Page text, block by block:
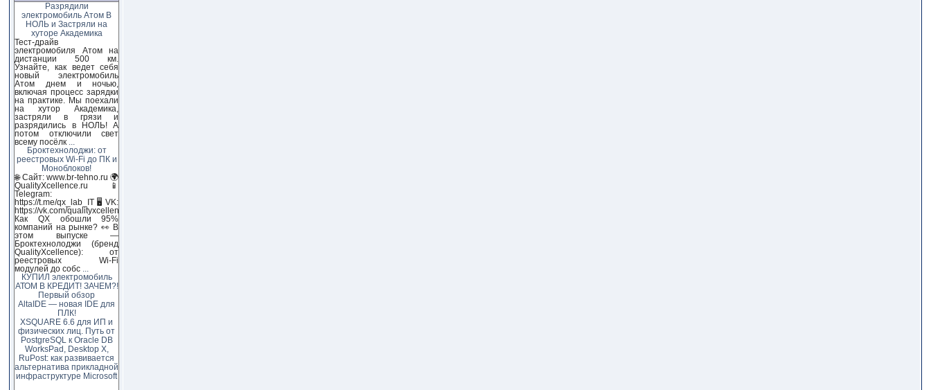
Разрядили
электромобиль Атом В
НОЛЬ и Застряли на
хуторе Академика
Тест-драйв
электромобиля Атом на
дистанции 500 км.
Узнайте, как ведет себя
новый электромобиль
Атом днем и ночью,
включая процесс зарядки
на практике. Мы поехали
на хутор Академика,
застряли в грязи и
разрядились в НОЛЬ! А
потом отключили свет
всему посёлк
Броктехнолоджи: от
реестровых Wi-Fi до ПК и
Моноблоков!
🌐 Сайт: www.br-tehno.ru 🌍
QualityXcellence.ru 📱
Telegram:
https://t.me/qx_lab_IT 🖥 VK:
https://vk.com/qualityxcellenc
Как QX обошли 95%
компаний на рынке? 👀 В
этом выпуске —
Броктехнолоджи (бренд
QualityXcellence): от
реестровых Wi-Fi
модулей до собс
КУПИЛ электромобиль
АТОМ В КРЕДИТ! ЗАЧЕМ?!
Первый обзор
AltaIDE — новая IDE для
ПЛК!
XSQUARE 6.6 для ИП и
физических лиц. Путь от
PostgreSQL к Oracle DB
WorksPad, Desktop X,
RuPost: как развивается
альтернатива прикладной
инфраструктуре Microsoft